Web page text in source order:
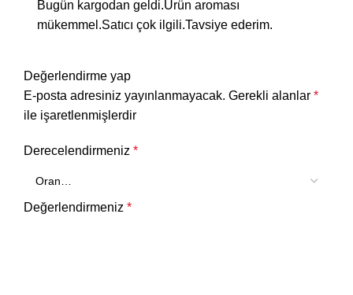
Bugün kargodan geldi.Ürün aroması
mükemmel.Satıcı çok ilgili.Tavsiye ederim.
Değerlendirme yap
E-posta adresiniz yayınlanmayacak. Gerekli alanlar *
ile işaretlenmişlerdir
Derecelendirmeniz *
Değerlendirmeniz *